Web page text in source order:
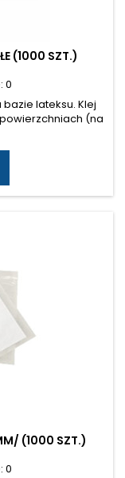
(1000 SZT.)
0
lateksu. Klej
(na
uzyskuje się
jest tu więc
Cena: 48,00 zł
(1000 SZT.)
0